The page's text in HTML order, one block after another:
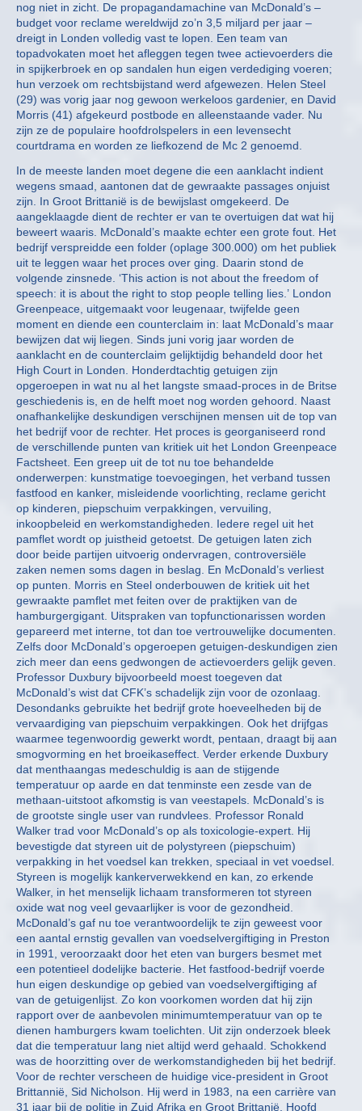
nog niet in zicht. De propagandamachine van McDonald’s –
budget voor reclame wereldwijd zo’n 3,5 miljard per jaar –
dreigt in Londen volledig vast te lopen. Een team van
topadvokaten moet het afleggen tegen twee actievoerders die
in spijkerbroek en op sandalen hun eigen verdediging voeren;
hun verzoek om rechtsbijstand werd afgewezen. Helen Steel
(29) was vorig jaar nog gewoon werkeloos gardenier, en David
Morris (41) afgekeurd postbode en alleenstaande vader. Nu
zijn ze de populaire hoofdrolspelers in een levensecht
courtdrama en worden ze liefkozend de Mc 2 genoemd.
In de meeste landen moet degene die een aanklacht indient
wegens smaad, aantonen dat de gewraakte passages onjuist
zijn. In Groot Brittanië is de bewijslast omgekeerd. De
aangeklaagde dient de rechter er van te overtuigen dat wat hij
beweert waaris. McDonald’s maakte echter een grote fout. Het
bedrijf verspreidde een folder (oplage 300.000) om het publiek
uit te leggen waar het proces over ging. Daarin stond de
volgende zinsnede. ‘This action is not about the freedom of
speech: it is about the right to stop people telling lies.’ London
Greenpeace, uitgemaakt voor leugenaar, twijfelde geen
moment en diende een counterclaim in: laat McDonald’s maar
bewijzen dat wij liegen. Sinds juni vorig jaar worden de
aanklacht en de counterclaim gelijktijdig behandeld door het
High Court in Londen. Honderdtachtig getuigen zijn
opgeroepen in wat nu al het langste smaad-proces in de Britse
geschiedenis is, en de helft moet nog worden gehoord. Naast
onafhankelijke deskundigen verschijnen mensen uit de top van
het bedrijf voor de rechter. Het proces is georganiseerd rond
de verschillende punten van kritiek uit het London Greenpeace
Factsheet. Een greep uit de tot nu toe behandelde
onderwerpen: kunstmatige toevoegingen, het verband tussen
fastfood en kanker, misleidende voorlichting, reclame gericht
op kinderen, piepschuim verpakkingen, vervuiling,
inkoopbeleid en werkomstandigheden. Iedere regel uit het
pamflet wordt op juistheid getoetst. De getuigen laten zich
door beide partijen uitvoerig ondervragen, controversiële
zaken nemen soms dagen in beslag. En McDonald’s verliest
op punten. Morris en Steel onderbouwen de kritiek uit het
gewraakte pamflet met feiten over de praktijken van de
hamburgergigant. Uitspraken van topfunctionarissen worden
gepareerd met interne, tot dan toe vertrouwelijke documenten.
Zelfs door McDonald’s opgeroepen getuigen-deskundigen zien
zich meer dan eens gedwongen de actievoerders gelijk geven.
Professor Duxbury bijvoorbeeld moest toegeven dat
McDonald’s wist dat CFK’s schadelijk zijn voor de ozonlaag.
Desondanks gebruikte het bedrijf grote hoeveelheden bij de
vervaardiging van piepschuim verpakkingen. Ook het drijfgas
waarmee tegenwoordig gewerkt wordt, pentaan, draagt bij aan
smogvorming en het broeikaseffect. Verder erkende Duxbury
dat menthaangas medeschuldig is aan de stijgende
temperatuur op aarde en dat tenminste een zesde van de
methaan-uitstoot afkomstig is van veestapels. McDonald’s is
de grootste single user van rundvlees. Professor Ronald
Walker trad voor McDonald’s op als toxicologie-expert. Hij
bevestigde dat styreen uit de polystyreen (piepschuim)
verpakking in het voedsel kan trekken, speciaal in vet voedsel.
Styreen is mogelijk kankerverwekkend en kan, zo erkende
Walker, in het menselijk lichaam transformeren tot styreen
oxide wat nog veel gevaarlijker is voor de gezondheid.
McDonald’s gaf nu toe verantwoordelijk te zijn geweest voor
een aantal ernstig gevallen van voedselvergiftiging in Preston
in 1991, veroorzaakt door het eten van burgers besmet met
een potentieel dodelijke bacterie. Het fastfood-bedrijf voerde
hun eigen deskundige op gebied van voedselvergiftiging af
van de getuigenlijst. Zo kon voorkomen worden dat hij zijn
rapport over de aanbevolen minimumtemperatuur van op te
dienen hamburgers kwam toelichten. Uit zijn onderzoek bleek
dat die temperatuur lang niet altijd werd gehaald. Schokkend
was de hoorzitting over de werkomstandigheden bij het bedrijf.
Voor de rechter verscheen de huidige vice-president in Groot
Brittannië, Sid Nicholson. Hij werd in 1983, na een carrière van
31 jaar bij de politie in Zuid Afrika en Groot Brittanië, Hoofd